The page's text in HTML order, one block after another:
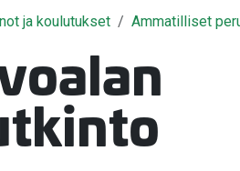
ja koulutukset Ammatilliset